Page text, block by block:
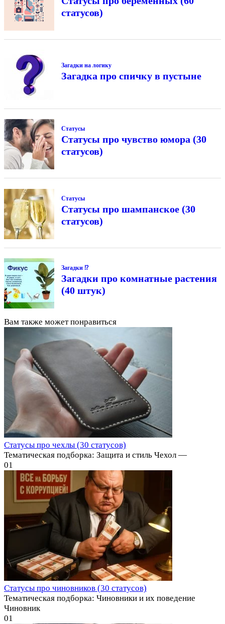
статусов)
Загадки на логику
Загадка про спичку в пустыне
Статусы
Статусы про чувство юмора (30
статусов)
Статусы
Статусы про шампанское (30
статусов)
Загадки ⁉
Загадки про комнатные растения
(40 штук)
Вам также может понравиться
Статусы про чехлы (30 статусов)
Тематическая подборка: Защита и стиль Чехол —
01
Статусы про чиновников (30 статусов)
Тематическая подборка: Чиновники и их поведение
Чиновник
01